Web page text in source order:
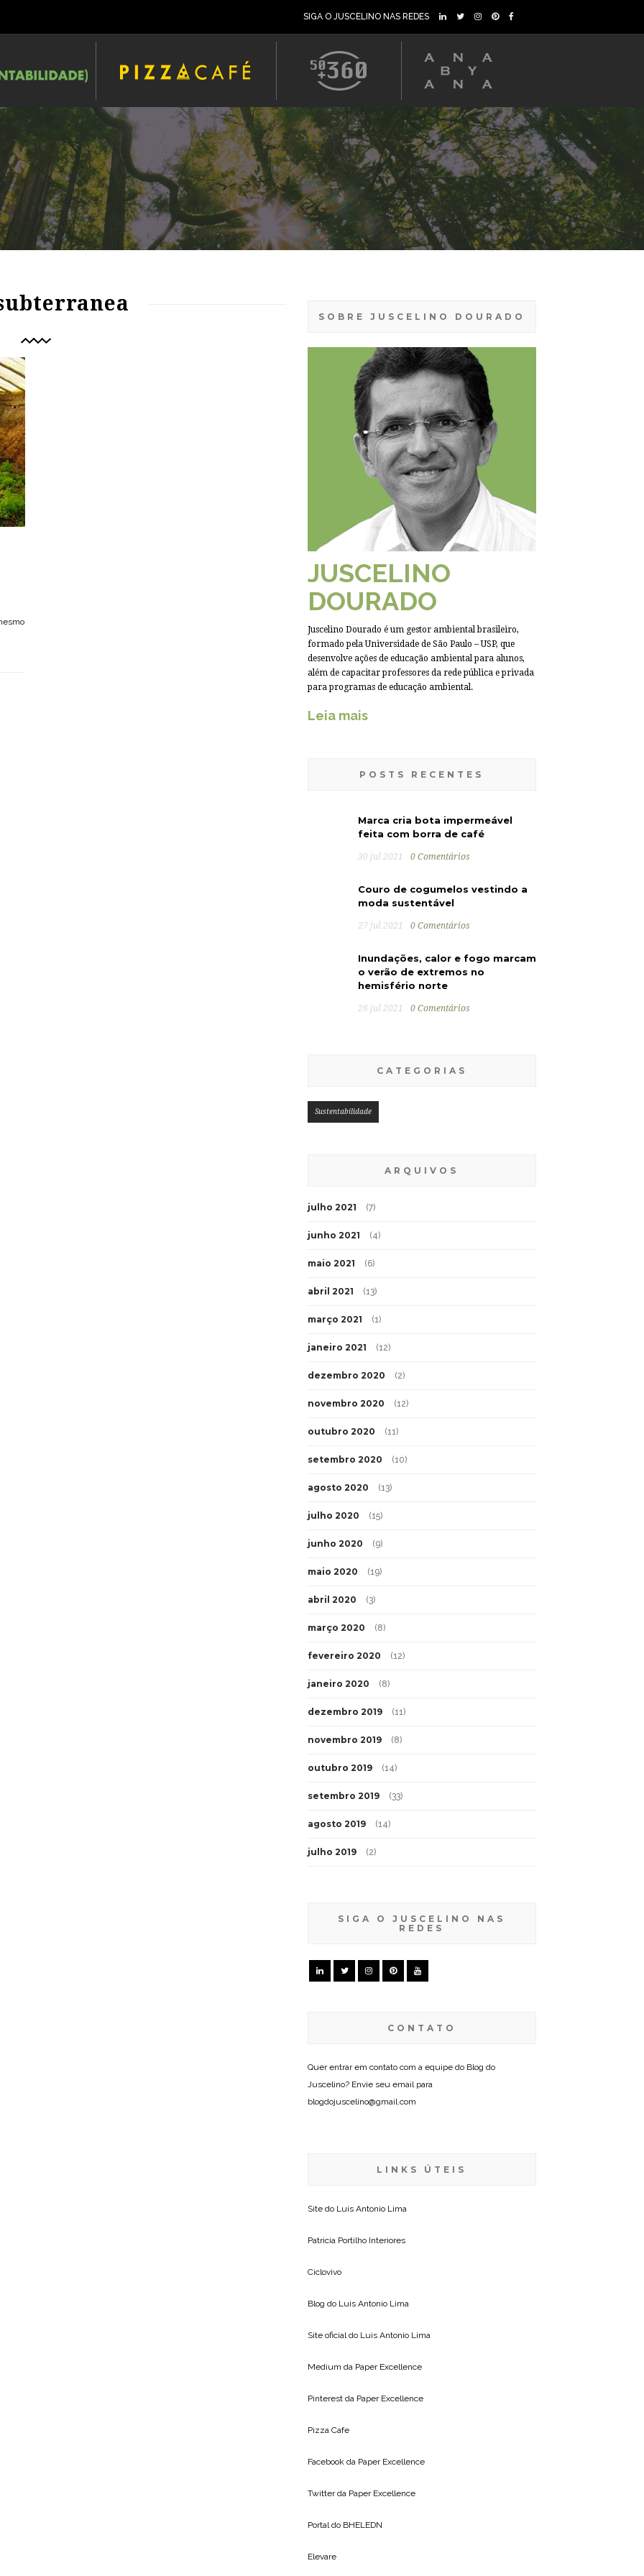
SIGA O JUSCELINO NAS REDES
SOBRE JUSCELINO DOURADO
JUSCELINO
DOURADO
Juscelino Dourado é um gestor ambiental brasileiro,
formado pela Universidade de São Paulo – USP, que
desenvolve ações de educação ambiental para alunos,
além de capacitar professores da rede pública e privada
para programas de educação ambiental.
Leia mais
POSTS RECENTES
Marca cria bota impermeável
feita com borra de café
30 jul 2021 0 Comentários
Couro de cogumelos vestindo a
moda sustentável
27 jul 2021 0 Comentários
Inundações, calor e fogo marcam
o verão de extremos no
hemisfério norte
26 jul 2021 0 Comentários
CATEGORIAS
Sustentabilidade
ARQUIVOS
julho 2021 (7)
junho 2021 (4)
maio 2021 (6)
abril 2021 (13)
março 2021 (1)
janeiro 2021 (12)
dezembro 2020 (2)
novembro 2020 (12)
outubro 2020 (11)
setembro 2020 (10)
agosto 2020 (13)
julho 2020 (15)
junho 2020 (9)
maio 2020 (19)
abril 2020 (3)
março 2020 (8)
fevereiro 2020 (12)
janeiro 2020 (8)
dezembro 2019 (11)
novembro 2019 (8)
outubro 2019 (14)
setembro 2019 (33)
agosto 2019 (14)
julho 2019 (2)
SIGA O JUSCELINO NAS
REDES
CONTATO
Quer entrar em contato com a equipe do Blog do
Juscelino? Envie seu email para
blogdojuscelino@gmail.com
LINKS ÚTEIS
Site do Luis Antonio Lima
Patricia Portilho Interiores
Ciclovivo
Blog do Luis Antonio Lima
Site oficial do Luis Antonio Lima
Medium da Paper Excellence
Pinterest da Paper Excellence
Pizza Cafe
Facebook da Paper Excellence
Twitter da Paper Excellence
Portal do BHELEDN
Elevare